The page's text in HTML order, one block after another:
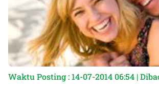
Waktu Posting : 14-07-2014 06:54 |